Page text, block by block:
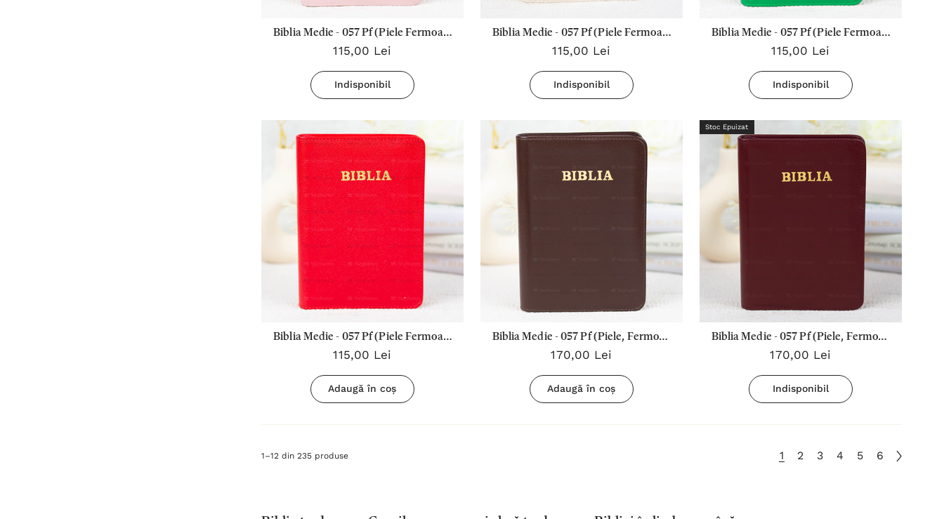
Biblia Medie - 057 Pf (Piele Fermoar)
Crem Roz Prafuit
115,00 Lei
Indisponibil
Biblia Medie - 057 Pf (Piele Fermoar)
Alb Ivoire
115,00 Lei
Indisponibil
Biblia Medie - 057 Pf (Piele Fermoar)
Verde
115,00 Lei
Indisponibil
Biblia Medie - 057 Pf (Piele Fermoar)
Rosu
115,00 Lei
Adaugă în coș
Biblia Medie - 057 Pf (Piele, Fermoar,
Aurita, Index) Maro Inchis
170,00 Lei
Adaugă în coș
Stoc Epuizat
Biblia Medie - 057 Pf (Piele, Fermoar,
Aurita, Index) Visiniu
170,00 Lei
Indisponibil
1–12 din 235 produse 1 2 3 4 5 6